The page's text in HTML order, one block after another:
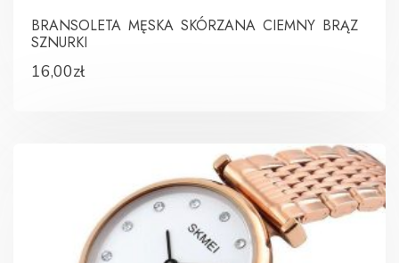
BRANSOLETA MĘSKA SKÓRZANA CIEMNY BRĄZ
SZNURKI
16,00zł